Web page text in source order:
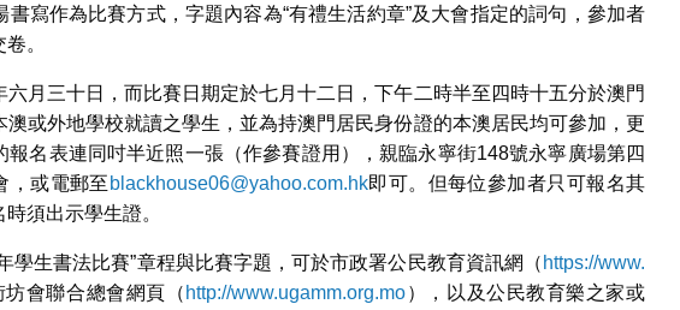
寫作為比賽方式，字題內容為“有禮生活約章”及大會指定的詞句，參加者
。
月三十日，而比賽日期定於七月十二日，下午二時半至四時十五分於澳門
或外地學校就讀之學生，並為持澳門居民身份證的本澳居民均可參加，更
名表連同吋半近照一張（作參賽證用），親臨永寧街148號永寧廣場第四
，或電郵至 blackhouse06@yahoo.com.hk即可。但每位參加者只可報名其
須出示學生證。
學生書法比賽”章程與比賽字題，可於市政署公民教育資訊網（ https://www.
坊會聯合總會網頁（ http://www.ugamm.org.mo），以及公民教育樂之家或